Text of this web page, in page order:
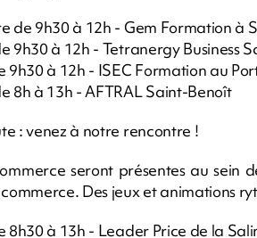
de 9h30 à 12h - Gem Formation à
9h30 à 12h - Tetranergy Business
9h30 à 12h - ISEC Formation au
8h à 13h - AFTRAL Saint-Benoît
: venez à notre rencontre !
seront présentes au sein
Des jeux et animations
à 13h - Leader Price de la